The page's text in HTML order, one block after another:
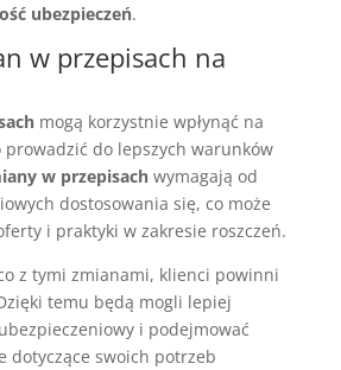
ubezpieczeń.
w przepisach na
mogą korzystnie wpłynąć na
do lepszych warunków
w przepisachwymagają od
dostosowania się, co może
i praktyki w zakresie roszczeń.
z tymi zmianami, klienci powinni
temu będą mogli lepiej
i podejmować
dotyczące swoich potrzeb